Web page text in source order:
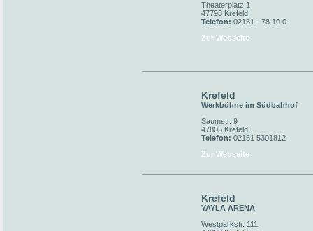
Theaterplatz 1
47798 Krefeld
Telefon: 02151 - 78 10 0
Zur Webseite
Krefeld
Werkbühne im Südbahhof
Saumstr. 9
47805 Krefeld
Telefon: 02151 5301812
Zur Webseite
Krefeld
YAYLA ARENA
Westparkstr. 111